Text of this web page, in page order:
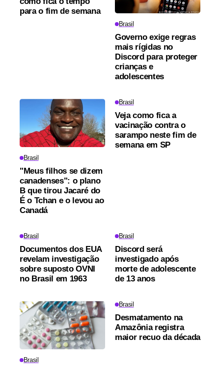
para o fim de semana
Brasil
Governo exige regras
mais rígidas no
Discord para proteger
crianças e
adolescentes
Brasil
"Meus filhos se dizem
canadenses": o plano
B que tirou Jacaré do
É o Tchan e o levou ao
Canadá
Brasil
Veja como fica a
vacinação contra o
sarampo neste fim de
semana em SP
Brasil
Documentos dos EUA
revelam investigação
sobre suposto OVNI
no Brasil em 1963
Brasil
Discord será
investigado após
morte de adolescente
de 13 anos
Brasil
Brasil
Desmatamento na
Amazônia registra
maior recuo da década